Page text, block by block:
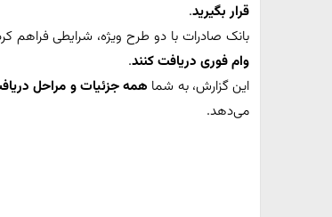
قرار بگیرید.
بانک صادرات با دو طرح ویژه، شرایطی فراهم
وام فوری دریافت کنند.
این گزارش، به شما همه جزئیات و مراحل دریافت وام ۵۰ میلیونی بدون ضامن و طرح
می‌دهد.